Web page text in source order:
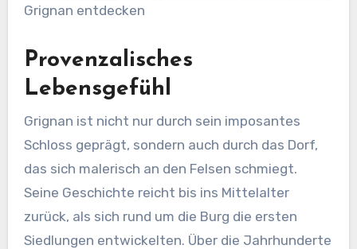
Grignan entdecken
Provenzalisches
Lebensgefühl
Grignan ist nicht nur durch sein imposantes
Schloss geprägt, sondern auch durch das Dorf,
das sich malerisch an den Felsen schmiegt.
Seine Geschichte reicht bis ins Mittelalter
zurück, als sich rund um die Burg die ersten
Siedlungen entwickelten. Über die Jahrhunderte